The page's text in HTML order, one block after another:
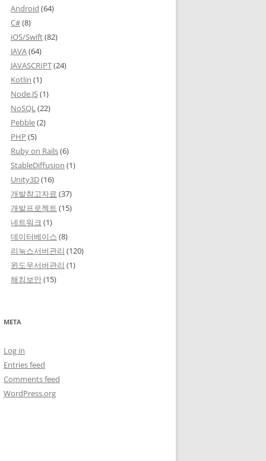
Android (64)
C#(8)
iOS/Swift(82)
JAVA(64)
JAVASCRIPT(24)
Kotlin (1)
Node.JS(1)
NoSQL(22)
Pebble(2)
PHP (5)
Ruby on Rails(6)
StableDiffusion (1)
Unity3D(16)
개발참고자료 (37)
개발프로젝트 (15)
네트워크 (1)
데이터베이스 (8)
리눅스서버관리 (120)
윈도우서버관리 (1)
해킹보안(15)
META
Log in
Entries feed
Comments feed
WordPress.org